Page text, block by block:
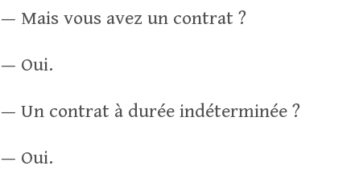
— Mais vous avez un contrat ?
— Oui.
— Un contrat à durée indéterminée ?
— Oui.